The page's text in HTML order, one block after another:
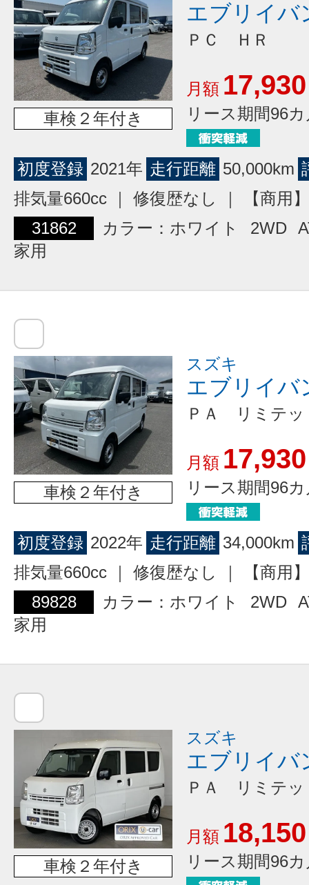
車検２年付き
エブリイバ
ＰＣ ＨＲ
月額 17,930
リース期間96
初度登録 2021年 走行距離 50,000km
排気量660cc ｜ 修復歴なし ｜ 【商用
31862
カラー：ホワイト 2WD
家用
車検２年付き
スズキ
エブリイバ
ＰＡ リミテ
月額 17,930
リース期間96
初度登録 2022年 走行距離 34,000km
排気量660cc ｜ 修復歴なし ｜ 【商用
89828
カラー：ホワイト 2WD
家用
車検２年付き
スズキ
エブリイバ
ＰＡ リミテ
月額 18,150
リース期間96